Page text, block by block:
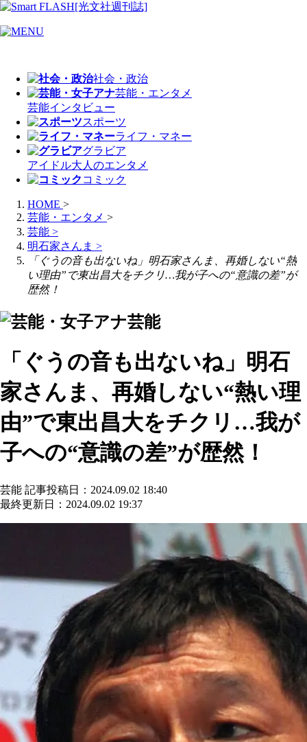
社会・政治
芸能・エンタメ
芸能インタビュー
スポーツ
ライフ・マネー
グラビア
アイドル大人のエンタメ
コミック
HOME >
芸能・エンタメ >
芸能 >
明石家さんま >
「ぐうの音も出ないね」明石家さんま、再婚しない“熱
い理由”で東出昌大をチクリ…我が子への“意識の差”が
歴然！
芸能
「ぐうの音も出ないね」明石
家さんま、再婚しない“熱い理
由”で東出昌大をチクリ…我が
子への“意識の差”が歴然！
芸能 記事投稿日：2024.09.02 18:40
最終更新日：2024.09.02 19:37